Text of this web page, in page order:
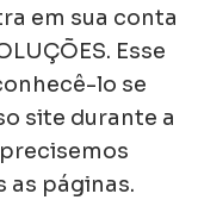
em sua conta
Esse
lo se
site durante a
as páginas.